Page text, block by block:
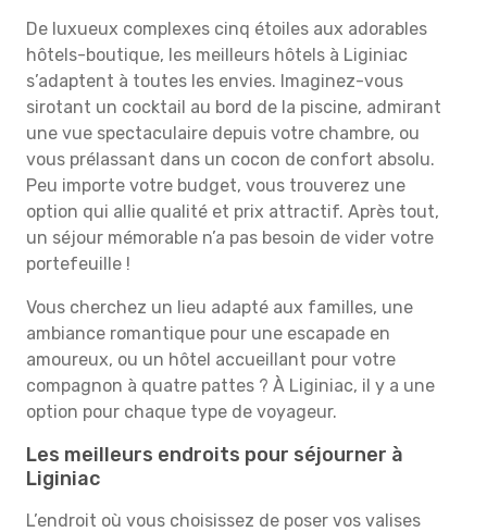
De luxueux complexes cinq étoiles aux adorables
hôtels-boutique, les meilleurs hôtels à Liginiac
s’adaptent à toutes les envies. Imaginez-vous
sirotant un cocktail au bord de la piscine, admirant
une vue spectaculaire depuis votre chambre, ou
vous prélassant dans un cocon de confort absolu.
Peu importe votre budget, vous trouverez une
option qui allie qualité et prix attractif. Après tout,
un séjour mémorable n’a pas besoin de vider votre
portefeuille !
Vous cherchez un lieu adapté aux familles, une
ambiance romantique pour une escapade en
amoureux, ou un hôtel accueillant pour votre
compagnon à quatre pattes ? À Liginiac, il y a une
option pour chaque type de voyageur.
Les meilleurs endroits pour séjourner à
Liginiac
L’endroit où vous choisissez de poser vos valises